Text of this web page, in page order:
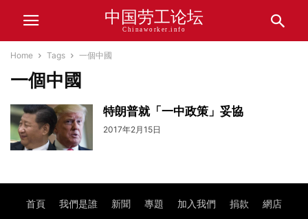
中国劳工论坛
Chinaworker.info
Home Tags 一個中國
一個中國
特朗普就「一中政策」妥協
2017年2月15日
首頁 我們是誰 新聞 專題 加入我們 捐款 網店